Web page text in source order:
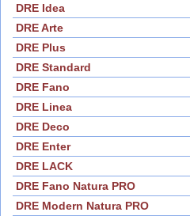
DRE Idea
DRE Arte
DRE Plus
DRE Standard
DRE Fano
DRE Linea
DRE Deco
DRE Enter
DRE LACK
DRE Fano Natura PRO
DRE Modern Natura PRO